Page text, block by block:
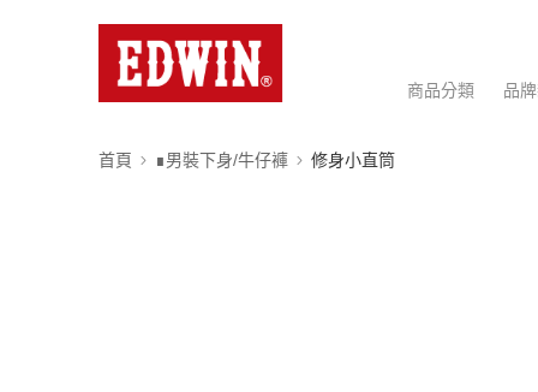
商品分類 品
首頁 ∎男裝下身/牛仔褲 修身小直筒